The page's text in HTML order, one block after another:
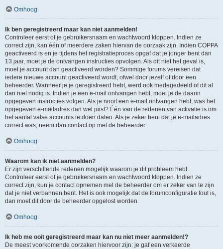
Omhoog
Ik ben geregistreerd maar kan niet aanmelden!
Controleer eerst of je gebruikersnaam en wachtwoord kloppen. Indien ze
correct zijn, kan één of meerdere zaken hiervan de oorzaak zijn. Indien COPPA
geactiveerd is en je tijdens het registratieproces opgaf dat je jonger bent dan
13 jaar, moet je de ontvangen instructies opvolgen. Als dit niet het geval is,
moet je account dan geactiveerd worden? Sommige forums vereisen dat
iedere nieuwe account geactiveerd wordt, ofwel door jezelf of door een
beheerder. Wanneer je je geregistreerd hebt, werd ook medegedeeld of dit al
dan niet nodig is. Indien je een e-mail ontvangen hebt, moet je de daarin
opgegeven instructies volgen. Als je nooit een e-mail ontvangen hebt, was het
opgegeven e-mailadres dan wel juist? Één van de redenen van activatie is om
het aantal valse accounts te doen dalen. Als je zeker bent dat je e-mailadres
correct was, neem dan contact op met de beheerder.
Omhoog
Waarom kan ik niet aanmelden?
Er zijn verschillende redenen mogelijk waarom je dit probleem hebt.
Controleer eerst of je gebruikersnaam en wachtwoord kloppen. Indien ze
correct zijn, kun je contact opnemen met de beheerder om er zeker van te zijn
dat je niet verbannen bent. Het is ook mogelijk dat de forumconfiguratie fout is,
dan moet dit door de beheerder opgelost worden.
Omhoog
Ik heb me ooit geregistreerd maar kan nu niet meer aanmelden!?
De meest voorkomende oorzaken hiervoor zijn: je gaf een verkeerde